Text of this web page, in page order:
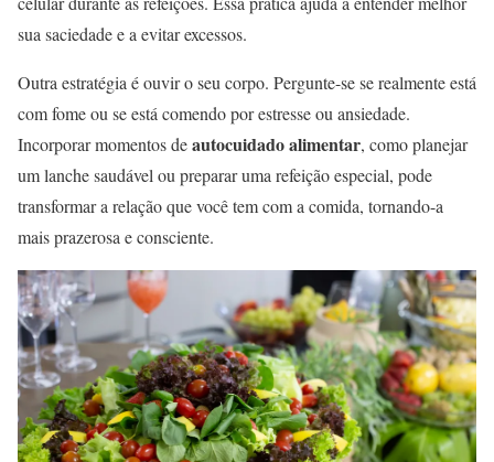
sua saciedade e a evitar excessos.
Outra estratégia é ouvir o seu corpo. Pergunte-se se realmente está
com fome ou se está comendo por estresse ou ansiedade.
Incorporar momentos deautocuidado alimentar, como planejar
um lanche saudável ou preparar uma refeição especial, pode
transformar a relação que você tem com a comida, tornando-a
mais prazerosa e consciente.